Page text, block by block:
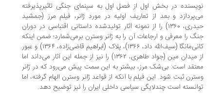
در بخش اول از فصل اول به سینمای جنگی تاثیرپذیرفته
و بعد از تعاریف اولیه در مورد ژانر، فیلم‌ مرز (جمشید
حیدری، ۱۳۶۰) را از نمونه‌ آثار تولیدشده داستانی اقتباسی در دوران
را معرفی و ارجاعات آن را به ژانر وسترن برمی‌شمارد؛ ضمن اینکه
کانی‌مانگا (سیف‌الله داد، ۱۳۶۶)، پلاک (ابراهیم قاضی‌زاده، ۱۳۶۴) و عبور
از میدان مین (جواد طاهری، ۱۳۶۲) را نیز از جمله این آثار می‌داند اما
است: بی‌شک مرز، بیشتر به این سمت پیش می‌رود که در ژانر
ثبت شود. این فیلم با آنکه از قواعد ژانر وسترن الهام گرفته، اما
است چندلایگی سیاسی داخلی ایران را نیز توضیح دهد.